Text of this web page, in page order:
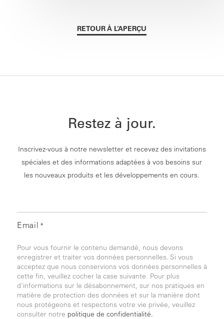
RETOUR À L’APERÇU
Restez à jour.
Inscrivez-vous à notre newsletter et recevez des invitations
spéciales et des informations adaptées à vos besoins sur
les nouveaux produits et les développements en cours.
Email *
Pour vous fournir le contenu demandé, nous devons
enregistrer et traiter vos données personnelles. Si vous
acceptez que nous conservions vos données personnelles à
cette fin, veuillez cocher la case suivante. Pour plus
d'informations sur le désabonnement, sur nos pratiques en
matière de protection des données et sur la manière dont
nous protégeons et respectons votre vie privée, veuillez
consulter notre politique de confidentialité.